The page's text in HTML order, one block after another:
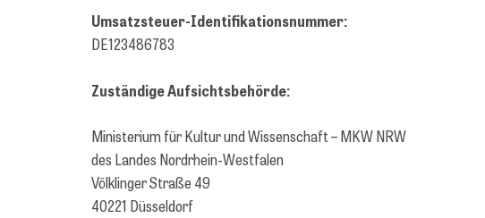
Umsatzsteuer-Identifikationsnummer:
DE123486783
Zuständige Aufsichtsbehörde:
Ministerium für Kultur und Wissenschaft – MKW NRW
des Landes Nordrhein-Westfalen
Völklinger Straße 49
40221 Düsseldorf